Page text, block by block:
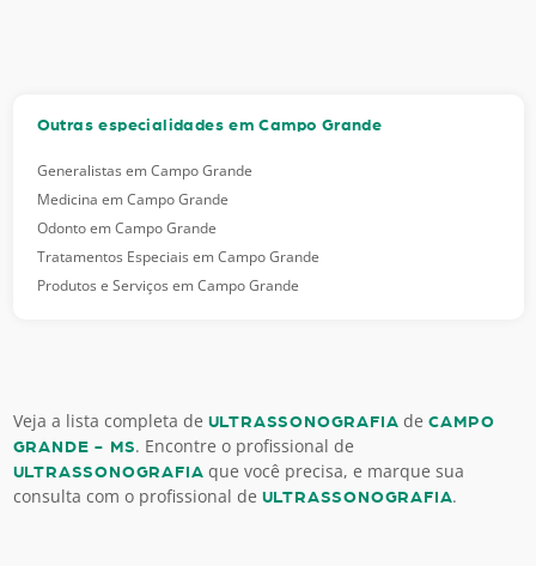
Outras especialidades em Campo Grande
Generalistas em Campo Grande
Medicina em Campo Grande
Odonto em Campo Grande
Tratamentos Especiais em Campo Grande
Produtos e Serviços em Campo Grande
Veja a lista completa de ULTRASSONOGRAFIA deCAMPO
GRANDE - MS. Encontre o profissional de
ULTRASSONOGRAFIA que você precisa, e marque sua
consulta com o profissional de ULTRASSONOGRAFIA.